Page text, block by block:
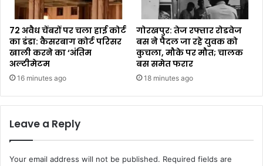
72 अवैध चेंबरों पर चला हाई कोर्ट
का डंडा: कैसरबाग कोर्ट परिसर
खाली करने का ‘अंतिम
अल्टीमेटम
16 minutes ago
गोरखपुर: तेज रफ्तार रोडवेज
बस ने पैदल जा रहे युवक को
कुचला, मौके पर मौत; चालक
बस समेत फरार
18 minutes ago
Leave a Reply
Your email address will not be published. Required fields are